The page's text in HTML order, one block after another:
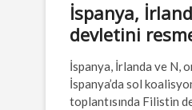
İspanya,
devletini
İspanya, İrlanda ve N,
İspanya’da sol
toplantısında Filistin